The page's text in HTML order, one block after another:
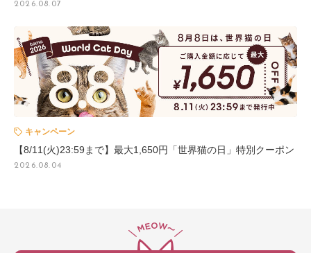
2026.08.07
キャンペーン
【8/11(火)23:59まで】最大1,650円「世界猫の日」特別クーポン
2026.08.04